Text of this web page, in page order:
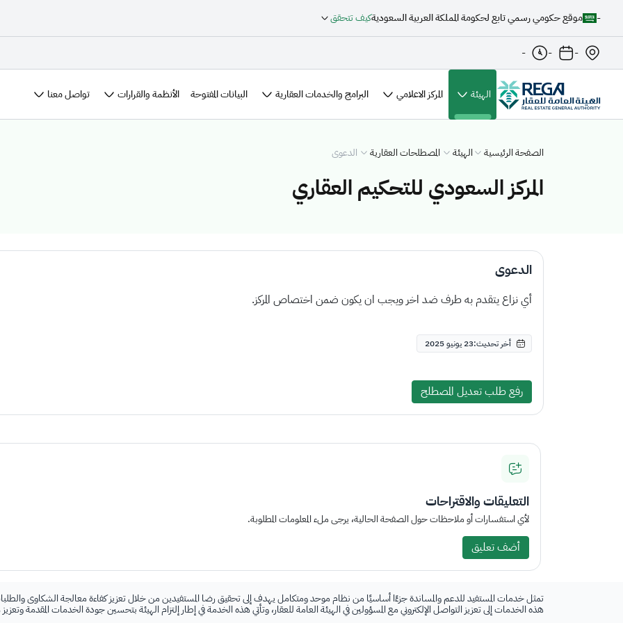
- موقع حكومي رسمي تابع لحكومة المملكة العربية السعوديةكيف تتحقق
-
-
-
الهيئة(الصفحة الحالية)
المركز الاعلامي البرامج والخدمات العقارية البيانات المفتوحة الأنظمة والقرارات تواصل معنا
الصفحة الرئيسية الهيئة المصطلحات العقارية الدعوى
المركز السعودي للتحكيم العقاري
الدعوى
أي نزاع يتقدم به طرف ضد اخر ويجب ان يكون ضمن اختصاص المركز.
أخر تحديث:23 يونيو 2025
رفع طلب تعديل المصطلح
التعليقات والاقتراحات
لأي استفسارات أو ملاحظات حول الصفحة الحالية، يرجى ملء المعلومات المطلوبة.
أضف تعليق
تمثل خدمات المستفيد للدعم والمساندة جزءًا أساسيًا من نظام موحد ومتكامل يهدف إلى تحقيق رضا المستفيدين من خلال تعزيز كفاءة معالجة الشكاوى
هذه الخدمات إلى تعزيز التواصل الإلكتروني مع المسؤولين في الهيئة العامة للعقار، وتأتي هذه الخدمة في إطار إلتزام الهيئة بتحسين جودة الخدمات المقدمة